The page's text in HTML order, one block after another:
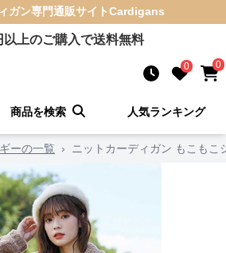
ガン専門通販サイトCardigans
以上のご購入で送料無料
0 0
商品を検索 人気ランキング
ーの一覧 › ニットカーディガン もこもこ